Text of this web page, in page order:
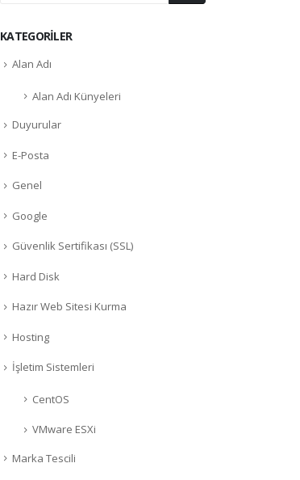
KATEGORILER
Alan Adı
Alan Adı Künyeleri
Duyurular
E-Posta
Genel
Google
Güvenlik Sertifikası (SSL)
Hard Disk
Hazır Web Sitesi Kurma
Hosting
İşletim Sistemleri
CentOS
VMware ESXi
Marka Tescili